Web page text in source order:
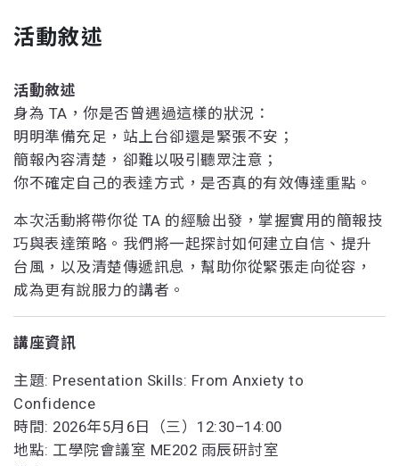
活動敘述
活動敘述
身為 TA，你是否曾遇過這樣的狀況：
明明準備充足，站上台卻還是緊張不安；
簡報內容清楚，卻難以吸引聽眾注意；
你不確定自己的表達方式，是否真的有效傳達重點。
本次活動將帶你從 TA 的經驗出發，掌握實用的簡報技
巧與表達策略。我們將一起探討如何建立自信、提升
台風，以及清楚傳遞訊息，幫助你從緊張走向從容，
成為更有說服力的講者。
講座資訊
主題: Presentation Skills: From Anxiety to
Confidence
時間: 2026年5月6日（三）12:30–14:00
地點: 工學院會議室 ME202 雨辰研討室